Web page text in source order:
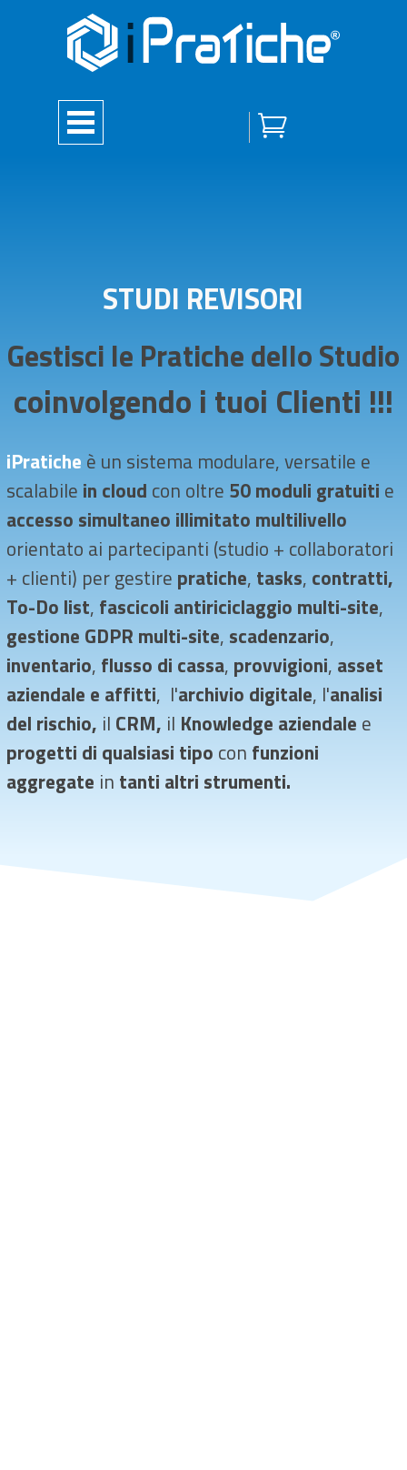
STUDI REVISORI
Gestisci le Pratiche dello Studio
coinvolgendo i tuoi Clienti !!!
iPratiche è un sistema modulare, versatile e
scalabile in cloud con oltre 50moduli gratuiti e
accesso simultaneo illimitato multilivello
orientato ai partecipanti (studio + collaboratori
+ clienti) per gestire pratiche, tasks, contratti,
To-Do list, fascicoli antiriciclaggio multi-site,
gestione GDPR multi-site, scadenzario,
inventario, flusso di cassa, provvigioni, asset
aziendale e affitti, l'archivio digitale, l'analisi
del rischio, il CRM, il Knowledge aziendale e
progetti di qualsiasi tipo con funzioni
aggregate in tanti altri strumenti.